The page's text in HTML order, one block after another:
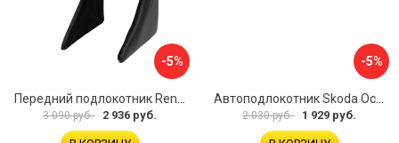
-5%
3 090 руб. 2 936 руб.
-5%
2 030 руб. 1 929 руб.